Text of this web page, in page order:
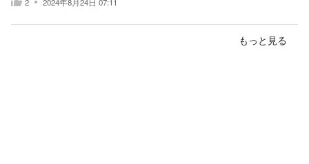
もっと見る